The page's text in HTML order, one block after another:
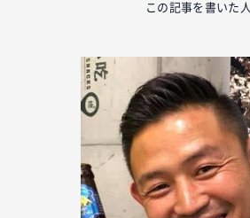
この記事を書いた人